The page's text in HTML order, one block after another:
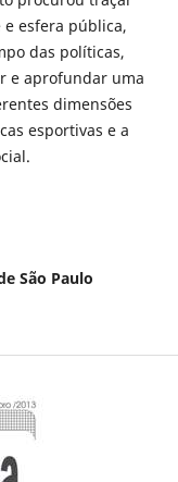
esfera pública,
das políticas,
e aprofundar uma
dimensões
esportivas e a
São Paulo